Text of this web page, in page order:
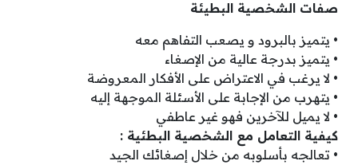
صفات الشخصية البطيئة
• يتميز بالبرود و يصعب التفاهم معه
• يتميز بدرجة عالية من الإصغاء
• لا يرغب في الاعتراض على الأفكار المعروضة
• يتهرب من الإجابة على الأسئلة الموجهة إليه
• لا يميل للآخرين فهو غير عاطفي
كيفية التعامل مع الشخصية البطئية :
• تعالجه بأسلوبه من خلال إصغائك الجيد